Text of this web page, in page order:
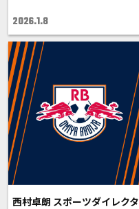
2026.1.8
西村卓朗 スポーツダイレクタ